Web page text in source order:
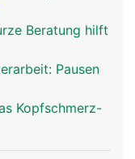
Beratung hilft
Pausen
Kopfschmerz-